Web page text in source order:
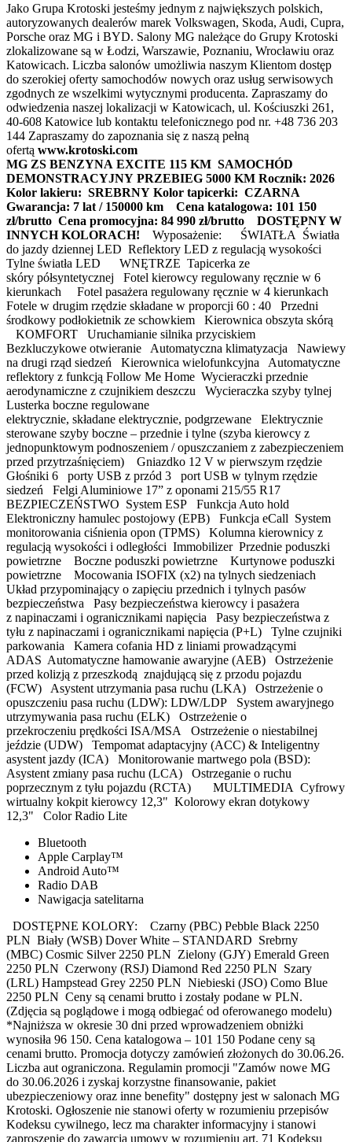
Jako Grupa Krotoski jesteśmy jednym z największych polskich,
autoryzowanych dealerów marek Volkswagen, Skoda, Audi, Cupra,
Porsche oraz MG i BYD. Salony MG należące do Grupy Krotoski
zlokalizowane są w Łodzi, Warszawie, Poznaniu, Wrocławiu oraz
Katowicach. Liczba salonów umożliwia naszym Klientom dostęp
do szerokiej oferty samochodów nowych oraz usług serwisowych
zgodnych ze wszelkimi wytycznymi producenta. Zapraszamy do
odwiedzenia naszej lokalizacji w Katowicach, ul. Kościuszki 261,
40-608 Katowice lub kontaktu telefonicznego pod nr. +48 736 203
144 Zapraszamy do zapoznania się z naszą pełną
ofertą www.krotoski.com
MG ZS BENZYNA EXCITE 115 KM SAMOCHÓD
DEMONSTRACYJNY PRZEBIEG 5000 KM Rocznik: 2026
Kolor lakieru: SREBRNY Kolor tapicerki: CZARNA
Gwarancja: 7 lat / 150000 km
Cena katalogowa: 101 150
zł/brutto Cena promocyjna: 84 990 zł/brutto
DOSTĘPNY W
INNYCH KOLORACH!
Wyposażenie: ŚWIATŁA Światła
do jazdy dziennej LED Reflektory LED z regulacją wysokości
Tylne światła LED WNĘTRZE Tapicerka ze
skóry półsyntetycznej Fotel kierowcy regulowany ręcznie w 6
kierunkach Fotel pasażera regulowany ręcznie w 4 kierunkach
Fotele w drugim rzędzie składane w proporcji 60 : 40 Przedni
środkowy podłokietnik ze schowkiem Kierownica obszyta skórą
KOMFORT Uruchamianie silnika przyciskiem
Bezkluczykowe otwieranie Automatyczna klimatyzacja Nawiewy
na drugi rząd siedzeń Kierownica wielofunkcyjna Automatyczne
reflektory z funkcją Follow Me Home Wycieraczki przednie
aerodynamiczne z czujnikiem deszczu Wycieraczka szyby tylnej
Lusterka boczne regulowane
elektrycznie, składane elektrycznie, podgrzewane Elektrycznie
sterowane szyby boczne – przednie i tylne (szyba kierowcy z
jednopunktowym podnoszeniem / opuszczaniem z zabezpieczeniem
przed przytrzaśnięciem) Gniazdko 12 V w pierwszym rzędzie
Głośniki 6 porty USB z przód 3 port USB w tylnym rzędzie
siedzeń Felgi Aluminiowe 17” z oponami 215/55 R17
BEZPIECZEŃSTWO System ESP Funkcja Auto hold
Elektroniczny hamulec postojowy (EPB) Funkcja eCall System
monitorowania ciśnienia opon (TPMS) Kolumna kierownicy z
regulacją wysokości i odległości Immobilizer Przednie poduszki
powietrzne Boczne poduszki powietrzne Kurtynowe poduszki
powietrzne Mocowania ISOFIX (x2) na tylnych siedzeniach
Układ przypominający o zapięciu przednich i tylnych pasów
bezpieczeństwa Pasy bezpieczeństwa kierowcy i pasażera
z napinaczami i ogranicznikami napięcia Pasy bezpieczeństwa z
tyłu z napinaczami i ogranicznikami napięcia (P+L) Tylne czujniki
parkowania Kamera cofania HD z liniami prowadzącymi
ADAS Automatyczne hamowanie awaryjne (AEB) Ostrzeżenie
przed kolizją z przeszkodą znajdującą się z przodu pojazdu
(FCW) Asystent utrzymania pasa ruchu (LKA) Ostrzeżenie o
opuszczeniu pasa ruchu (LDW): LDW/LDP System awaryjnego
utrzymywania pasa ruchu (ELK) Ostrzeżenie o
przekroczeniu prędkości ISA/MSA Ostrzeżenie o niestabilnej
jeździe (UDW) Tempomat adaptacyjny (ACC) & Inteligentny
asystent jazdy (ICA) Monitorowanie martwego pola (BSD):
Asystent zmiany pasa ruchu (LCA) Ostrzeganie o ruchu
poprzecznym z tyłu pojazdu (RCTA) MULTIMEDIA Cyfrowy
wirtualny kokpit kierowcy 12,3" Kolorowy ekran dotykowy
12,3" Color Radio Lite
Bluetooth
Apple Carplay™
Android Auto™
Radio DAB
Nawigacja satelitarna
DOSTĘPNE KOLORY: Czarny (PBC) Pebble Black 2250
PLN Biały (WSB) Dover White – STANDARD Srebrny
(MBC) Cosmic Silver 2250 PLN Zielony (GJY) Emerald Green
2250 PLN Czerwony (RSJ) Diamond Red 2250 PLN Szary
(LRL) Hampstead Grey 2250 PLN Niebieski (JSO) Como Blue
2250 PLN Ceny są cenami brutto i zostały podane w PLN.
(Zdjęcia są poglądowe i mogą odbiegać od oferowanego modelu)
*Najniższa w okresie 30 dni przed wprowadzeniem obniżki
wynosiła 96 150. Cena katalogowa – 101 150 Podane ceny są
cenami brutto. Promocja dotyczy zamówień złożonych do 30.06.26.
Liczba aut ograniczona. Regulamin promocji "Zamów nowe MG
do 30.06.2026 i zyskaj korzystne finansowanie, pakiet
ubezpieczeniowy oraz inne benefity" dostępny jest w salonach MG
Krotoski. Ogłoszenie nie stanowi oferty w rozumieniu przepisów
Kodeksu cywilnego, lecz ma charakter informacyjny i stanowi
zaproszenie do zawarcia umowy w rozumieniu art. 71 Kodeksu